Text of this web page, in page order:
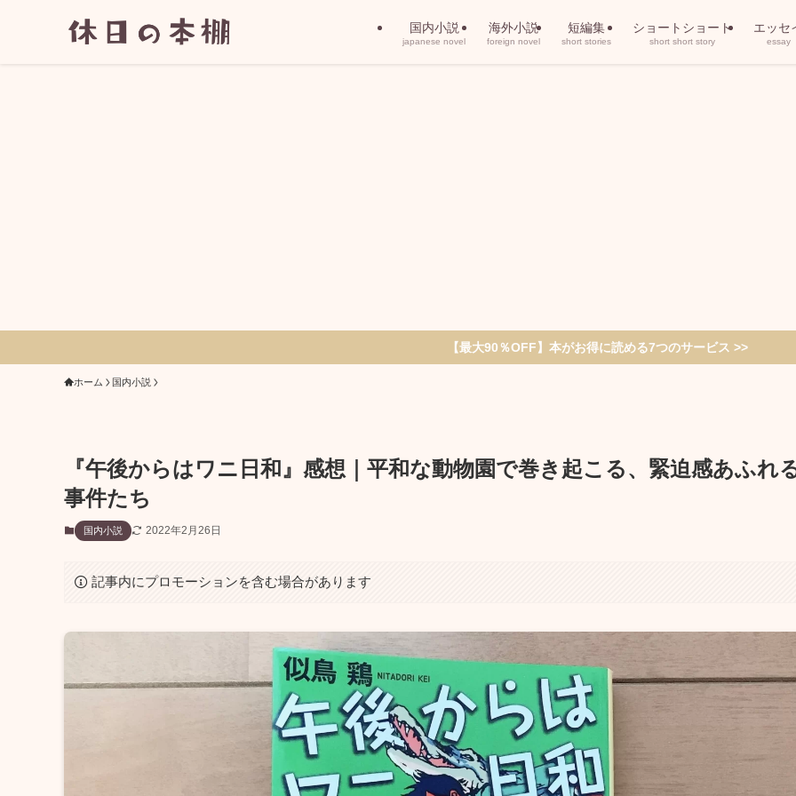
国内小説
japanese novel
海外小説
foreign novel
短編集
short stories
ショートショート
short short story
エッセ
essay
【最大90％OFF】本がお得に読める7つのサービス >>
ホーム 国内小説
『午後からはワニ日和』感想｜平和な動物園で巻き起こる、緊迫感あふれ
事件たち
国内小説 2022年2月26日
記事内にプロモーションを含む場合があります